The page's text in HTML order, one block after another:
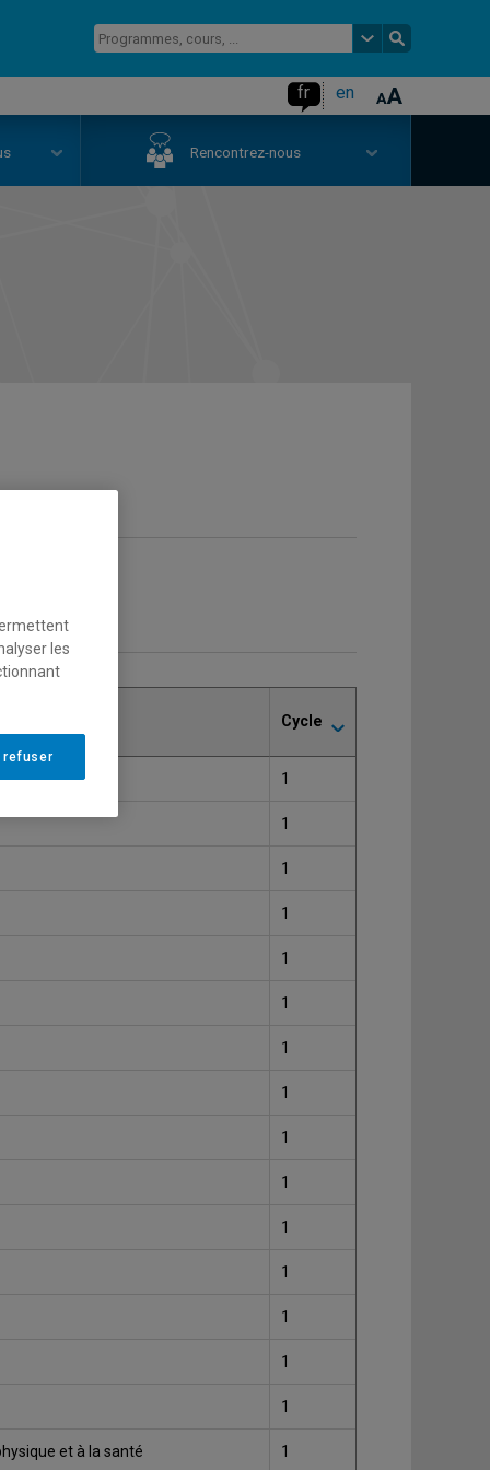
fr en
Rencontrez-nous
Cycle
1
1
1
1
1
1
1
1
1
1
1
1
1
1
1
et à la santé 1
les
refuser